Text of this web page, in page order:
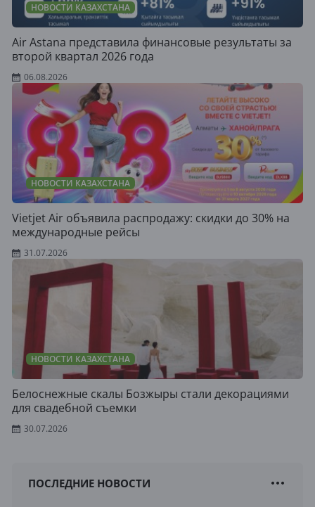
НОВОСТИ КАЗАХСТАНА
Air Astana представила финансовые результаты за
второй квартал 2026 года
06.08.2026
НОВОСТИ КАЗАХСТАНА
Vietjet Air объявила распродажу: скидки до 30% на
международные рейсы
31.07.2026
НОВОСТИ КАЗАХСТАНА
Белоснежные скалы Бозжыры стали декорациями
для свадебной съемки
30.07.2026
ПОСЛЕДНИЕ НОВОСТИ